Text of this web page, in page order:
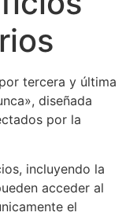
tercera y última
diseñada
por la
incluyendo la
acceder al
el